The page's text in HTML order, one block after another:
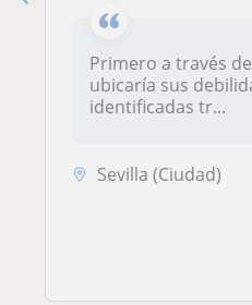
Primero a través
ubicaría sus
identificadas tr...
Sevilla (Ciudad)